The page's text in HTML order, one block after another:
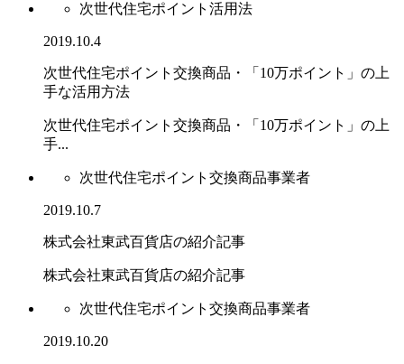
次世代住宅ポイント活用法
2019.10.4
次世代住宅ポイント交換商品・「10万ポイント」の上
手な活用方法
次世代住宅ポイント交換商品・「10万ポイント」の上
手...
次世代住宅ポイント交換商品事業者
2019.10.7
株式会社東武百貨店の紹介記事
株式会社東武百貨店の紹介記事
次世代住宅ポイント交換商品事業者
2019.10.20